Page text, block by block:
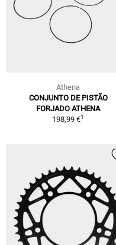
Athena
CONJUNTO DE PISTÃO
FORJADO ATHENA
198,99 €1